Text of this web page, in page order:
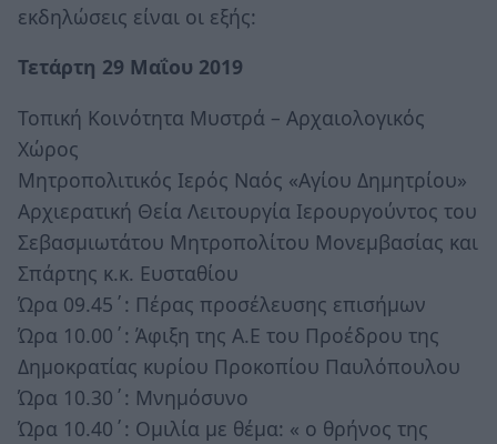
εκδηλώσεις είναι οι εξής:
Τετάρτη 29 Μαΐου 2019
Τοπική Κοινότητα Μυστρά – Αρχαιολογικός
Χώρος
Μητροπολιτικός Ιερός Ναός «Αγίου Δημητρίου»
Αρχιερατική Θεία Λειτουργία Ιερουργούντος του
Σεβασμιωτάτου Μητροπολίτου Μονεμβασίας και
Σπάρτης κ.κ. Ευσταθίου
Ώρα 09.45΄: Πέρας προσέλευσης επισήμων
Ώρα 10.00΄: Άφιξη της Α.Ε του Προέδρου της
Δημοκρατίας κυρίου Προκοπίου Παυλόπουλου
Ώρα 10.30΄: Μνημόσυνο
Ώρα 10.40΄: Ομιλία με θέμα: « ο θρήνος της